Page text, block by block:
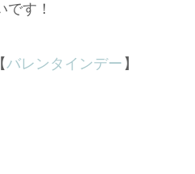
す！
バレンタインデー 】